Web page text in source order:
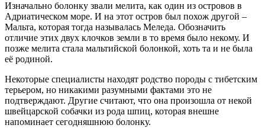
Изначально болонку звали мелита, как один из островов в
Адриатическом море. И на этот остров был похож другой –
Мальта, которая тогда называлась Меледа. Обозначить
отличие этих двух клочков земли в то время было некому. И
позже мелита стала мальтийской болонкой, хоть та и не была
её родиной.
Некоторые специалисты находят родство породы с тибетским
терьером, но никакими разумными фактами это не
подтверждают. Другие считают, что она произошла от некой
швейцарской собачки из рода шпиц, которая внешне
напоминает сегодняшнюю болонку.